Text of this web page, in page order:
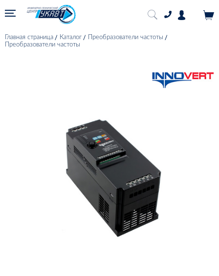
Главная страница Каталог
Преобразователи частоты
Преобразователи частоты